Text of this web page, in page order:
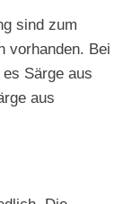
sind zum
vorhanden. Bei
Särge aus
aus